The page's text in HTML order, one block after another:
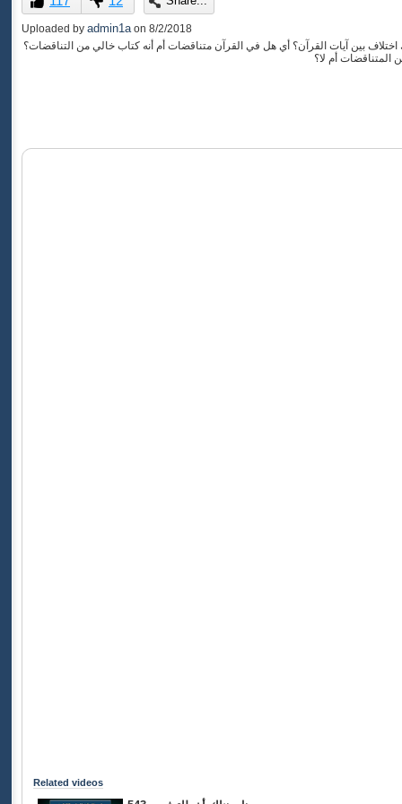
of
0
seconds
Uploaded by admin1a on 8/2/2018
يَتَدَبَّرُونَ الْقُرْآنَ وَلَوْ كَانَ مِنْ عِندِ غَيْرِ اللَّهِ لَوَجَدُواْ فِيهِ اخْتِلافًا كَثِيرًا" النساء 82، هل هناك اختلاف بين آيات القرآن؟ أي هل في القرآن متناقضات أم أنه كتاب خالي من التناقضات؟
أم لا؟
Related videos